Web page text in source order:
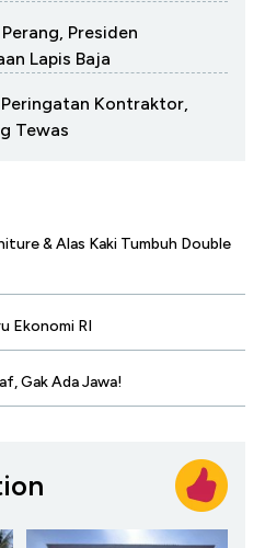
Presiden
Lapis Baja
Peringatan Kontraktor,
Tewas
& Alas Kaki Tumbuh Double
Ekonomi RI
Gak Ada Jawa!